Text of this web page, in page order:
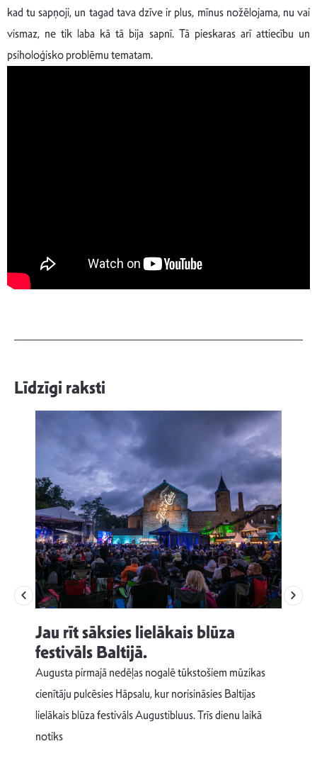
kad tu sapņoji, un tagad tava dzīve ir plus, mīnus nožēlojama, nu vai
vismaz, ne tik laba kā tā bija sapnī. Tā pieskaras arī attiecību un
psiholoģisko problēmu tematam.
Līdzīgi raksti
Jau rīt sāksies lielākais blūza
festivāls Baltijā.
Augusta pirmajā nedēļas nogalē tūkstošiem mūzikas
cienītāju pulcēsies Hāpsalu, kur norisināsies Baltijas
lielākais blūza festivāls Augustibluus. Trīs dienu laikā
notiks